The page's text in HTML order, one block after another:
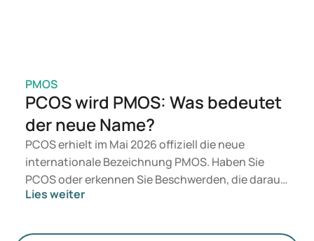
PMOS
PCOS wird PMOS: Was bedeutet
der neue Name?
PCOS erhielt im Mai 2026 offiziell die neue
internationale Bezeichnung PMOS. Haben Sie
PCOS oder erkennen Sie Beschwerden, die darauf
hindeuten könnten? Medizinisch ändert sich
mehr Gewicht auf Hormone, den Stoffwechsel und
Lies weiter